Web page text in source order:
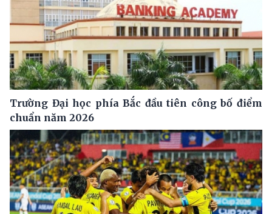
Trường Đại học phía Bắc đầu tiên công bố điểm
chuẩn năm 2026